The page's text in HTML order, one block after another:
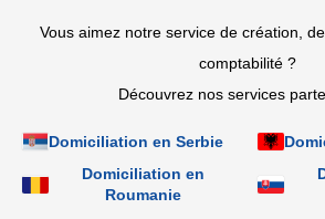
Vous aimez notre service de création,
comptabilité ?
Découvrez nos services
Domiciliation en Serbie
Domiciliation en
Roumanie